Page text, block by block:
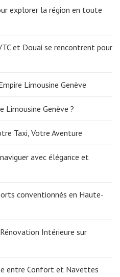
explorer la région en toute
et Douai se rencontrent pour
Limousine Genève
Limousine Genève ?
Taxi, Votre Aventure
avec élégance et
conventionnés en Haute-
Intérieure sur
entre Confort et Navettes